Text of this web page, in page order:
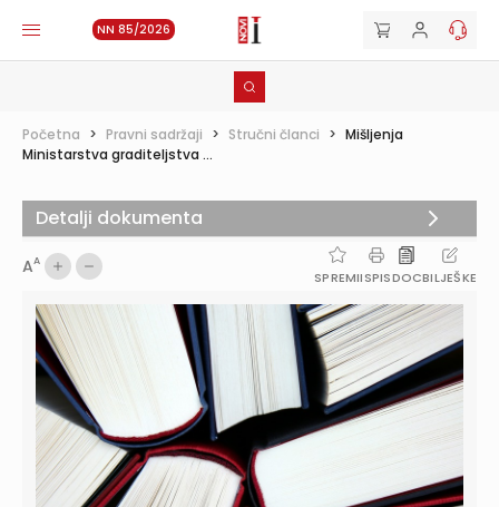
NN 85/2026
Početna > Pravni sadržaji > Stručni članci > Mišljenja
Ministarstva graditeljstva ...
AA
SPREMIISPISDOCBILJEŠKE
Detalji dokumenta